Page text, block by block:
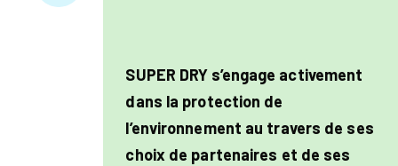
SUPER DRY s’engage activement
dans la protection de
l’environnement au travers de ses
choix de partenaires et de ses